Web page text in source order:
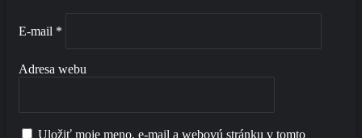
E-mail *
Adresa webu
Uložiť moje meno, e-mail a webovú stránku v tomto